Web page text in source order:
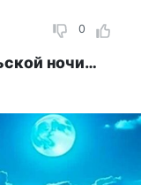
0
ночи…